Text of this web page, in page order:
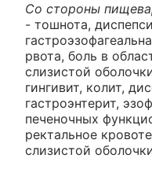
Со стороны
- тошнота,
рвота, боль в
слизистой
гингивит, колит,
гастроэнтерит,
печеночных
ректальное
слизистой